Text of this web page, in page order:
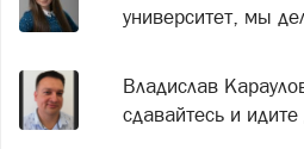
университет, мы
Владислав
сдавайтесь и идите